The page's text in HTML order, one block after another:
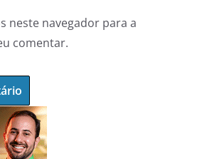
neste navegador para a
comentar.